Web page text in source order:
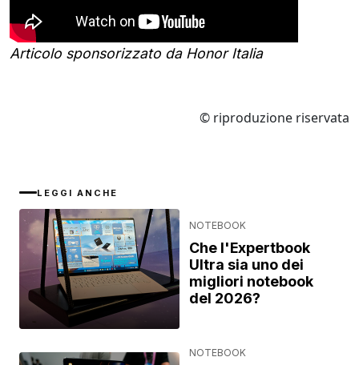
Articolo sponsorizzato da Honor Italia
© riproduzione riservata
LEGGI ANCHE
NOTEBOOK
Che l'Expertbook
Ultra sia uno dei
migliori notebook
del 2026?
NOTEBOOK